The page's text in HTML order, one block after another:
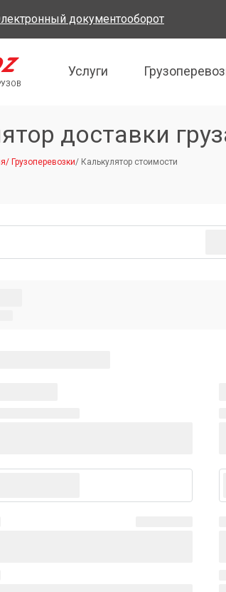
документооборот
Услуги
доставки
/ Грузоперевозки/ Калькулятор стоимости